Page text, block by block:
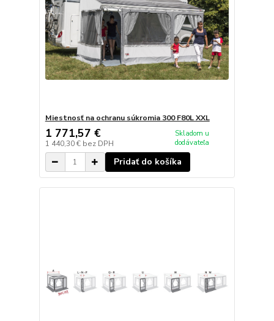
Miestnosť na ochranu súkromia 300 F80L XXL
1 771,57 €
1 440,30 € bez DPH
Skladom u
dodávateľa
Pridať do košíka